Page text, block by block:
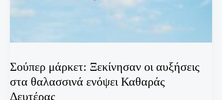
Σούπερ μάρκετ: Ξεκίνησαν οι αυξήσεις
στα θαλασσινά ενόψει Καθαράς
Δευτέρας